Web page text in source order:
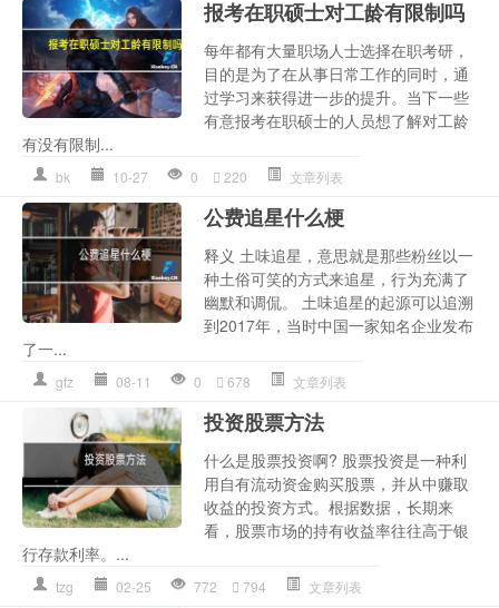
报考在职硕士对工龄有限制吗
每年都有大量职场人士选择在职考研，
目的是为了在从事日常工作的同时，通
过学习来获得进一步的提升。当下一些
有意报考在职硕士的人员想了解对工龄
有没有限制...
bk 10-27 0 220 文章列表
公费追星什么梗
释义 土味追星，意思就是那些粉丝以一
种土俗可笑的方式来追星，行为充满了
幽默和调侃。 土味追星的起源可以追溯
到2017年，当时中国一家知名企业发布
了一...
gfz 08-11 0 678 文章列表
投资股票方法
什么是股票投资啊? 股票投资是一种利
用自有流动资金购买股票，并从中赚取
收益的投资方式。根据数据，长期来
看，股票市场的持有收益率往往高于银
行存款利率。...
tzg 02-25 772 794 文章列表